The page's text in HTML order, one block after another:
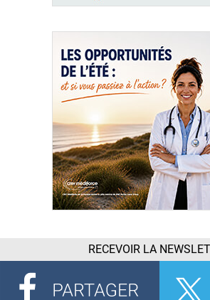
RECEVOIR LA